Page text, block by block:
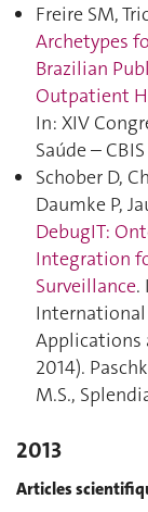
Freire SM,
Archetypes
Brazilian
Outpatient
In: XIV
Saúde –
Schober D,
Daumke P,
DebugIT:
Integration
Surveillance.
International
Applications
2014).
M.S.,
2013
Articles